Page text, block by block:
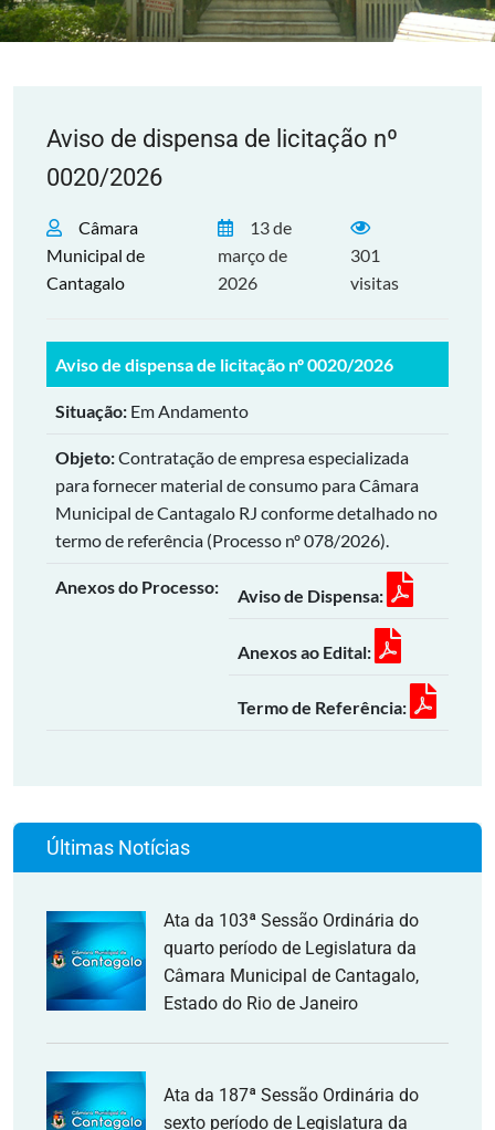
Aviso de dispensa de licitação nº
0020/2026
Câmara
Municipal de
Cantagalo
13 de
março de
2026
301
visitas
Aviso de dispensa de licitação nº 0020/2026
Situação: Em Andamento
Objeto:Contratação de empresa especializada
para fornecer material de consumo para Câmara
Municipal de Cantagalo RJ conforme detalhado no
termo de referência (Processo nº 078/2026).
Anexos do Processo: Aviso de Dispensa:
Anexos ao Edital:
Termo de Referência:
Últimas Notícias
Ata da 103ª Sessão Ordinária do
quarto período de Legislatura da
Câmara Municipal de Cantagalo,
Estado do Rio de Janeiro
Ata da 187ª Sessão Ordinária do
sexto período de Legislatura da